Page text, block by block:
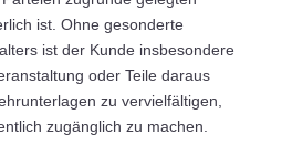
ist. Ohne gesonderte
ist der Kunde insbesondere
oder Teile daraus
zu vervielfältigen,
zugänglich zu machen.